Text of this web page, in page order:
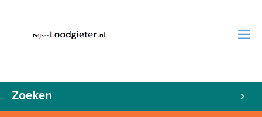
Zoeken